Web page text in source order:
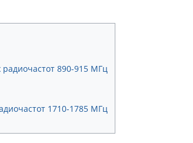
890-915 МГц
1710-1785 МГц